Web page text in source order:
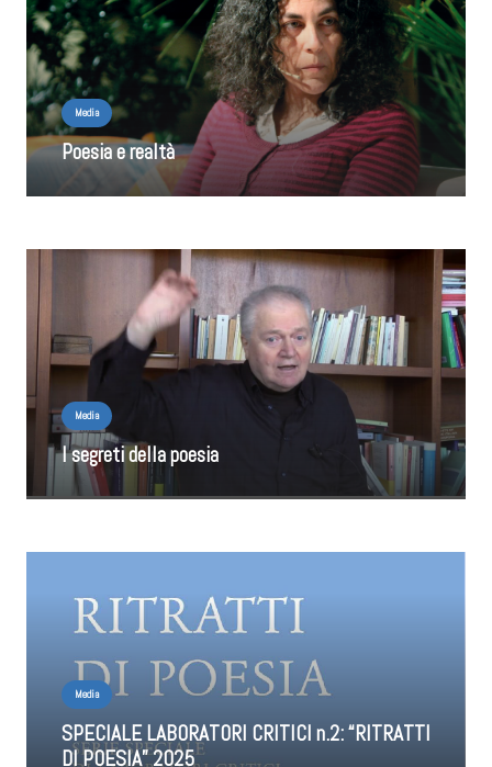
Media
Poesia e realtà
Media
I segreti della poesia
Media
SPECIALE LABORATORI CRITICI n.2: “RITRATTI
DI POESIA” 2025